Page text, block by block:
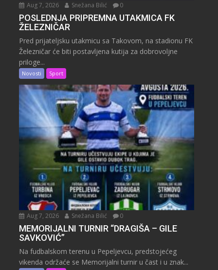
Aug 7, 2026 Snežana Bilić 0
POSLEDNJA PRIPREMNA UTAKMICA FK
ŽELEZNIČAR
Pred prijateljsku utakmicu sa Takovom, na stadionu FK
Železničar će biti postavljena kutija za dobrovoljne
priloge...
Novosti Sport
Aug 7, 2026 Snežana Bilić 0
MEMORIJALNI TURNIR “DRAGIŠA – GILE
SAVKOVIĆ”
Na fudbalskom terenu u Pepeljevcu, predstojećeg
vikenda održaće se Memorijalni turnir u čast i u znak...